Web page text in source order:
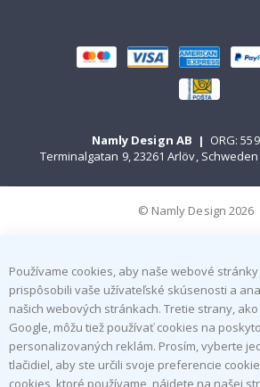
Namly Design AB | ORG:
Terminalgatan 9, 23261 Arlöv, Schweden
© Namly Design 2026
Používame cookies, aby naše webové
prispôsobili vaše užívateľské skúsenosti a
našich webových stránkach. Tretie strany,
Google, môžu tiež používať cookies na
personalizovaných reklám. Prosím, vyberte
tlačidiel, aby ste určili svoje preferencie
cookies, ktoré používame, nájdete na našej